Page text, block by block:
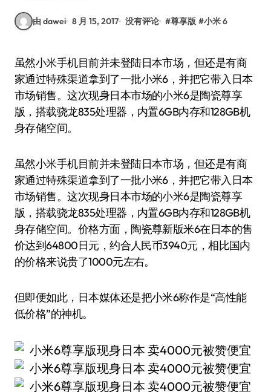
由 dawei 8 月 15, 2017 没有评论 #尊享版 #小米 6
虽然小米手机目前并未登陆日本市场，但还是有商
家通过特殊渠道拿到了一批小米6，并把它带入日本
市场销售。这次现身日本市场的小米6是陶瓷尊享
版，搭载骁龙835处理器，内置6GB内存和128GB机
身存储空间。
虽然小米手机目前并未登陆日本市场，但还是有商
家通过特殊渠道拿到了一批小米6，并把它带入日本
市场销售。这次现身日本市场的小米6是陶瓷尊享
版，搭载骁龙835处理器，内置6GB内存和128GB机
身存储空间。价格方面，陶瓷尊新版米6在日本的售
价达到64800日元，约合人民币3940元，相比国内
的价格来说贵了1000元左右。
但即便如此，日本媒体还是把小米6称作是“高性能
低价格”的神机。